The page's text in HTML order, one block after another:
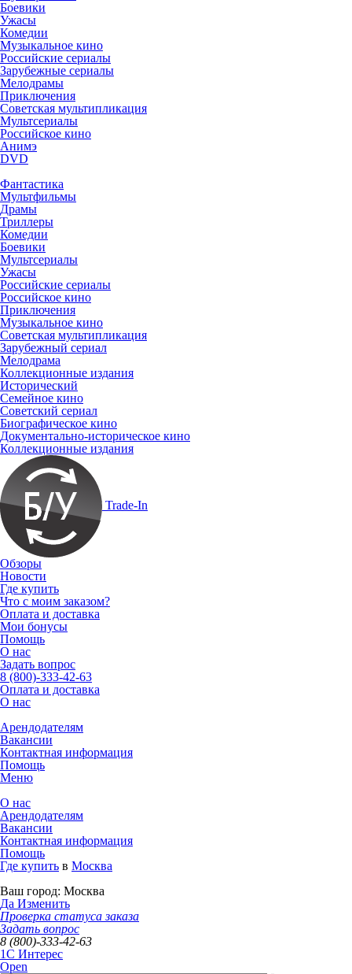
Боевики
Ужасы
Комедии
Музыкальное кино
Российские сериалы
Зарубежные сериалы
Мелодрамы
Приключения
Советская мультипликация
Мультсериалы
Российское кино
Анимэ
DVD
Фантастика
Мультфильмы
Драмы
Триллеры
Комедии
Боевики
Мультсериалы
Ужасы
Российские сериалы
Российское кино
Приключения
Музыкальное кино
Советская мультипликация
Зарубежный сериал
Мелодрама
Коллекционные издания
Исторический
Семейное кино
Советский сериал
Биографическое кино
Документально-историческое кино
Коллекционные издания
Trade-In
Обзоры
Новости
Где купить
Что с моим заказом?
Оплата и доставка
Мои бонусы
Помощь
О нас
Задать вопрос
8 (800)-333-42-63
Оплата и доставка
О нас
Арендодателям
Вакансии
Контактная информация
Помощь
Меню
О нас
Арендодателям
Вакансии
Контактная информация
Помощь
Где купить в Москва
Ваш город: Москва
Да Изменить
Проверка статуса заказа
Задать вопрос
8 (800)-333-42-63
1C Интерес
Open